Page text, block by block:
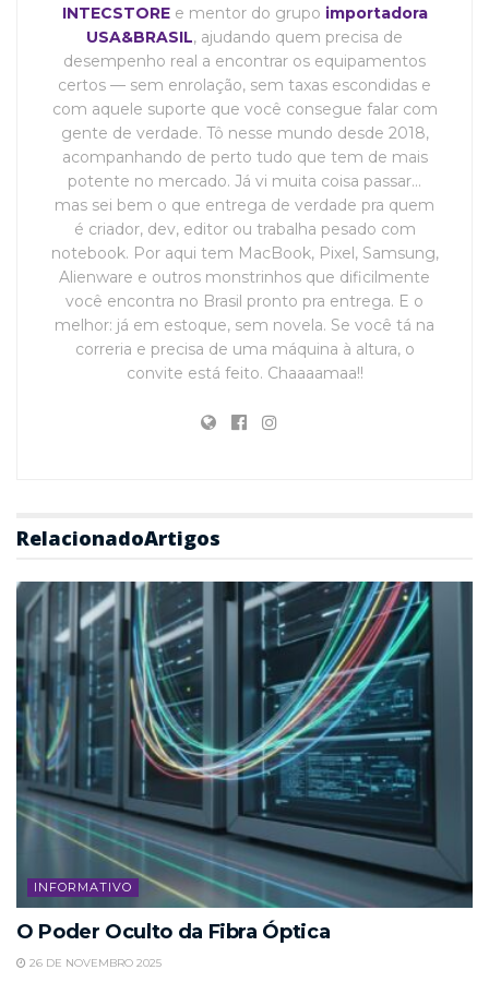
INTECSTOREe mentor do grupo importadora
USA&BRASIL, ajudando quem precisa de
desempenho real a encontrar os equipamentos
certos — sem enrolação, sem taxas escondidas e
com aquele suporte que você consegue falar com
gente de verdade. Tô nesse mundo desde 2018,
acompanhando de perto tudo que tem de mais
potente no mercado. Já vi muita coisa passar…
mas sei bem o que entrega de verdade pra quem
é criador, dev, editor ou trabalha pesado com
notebook. Por aqui tem MacBook, Pixel, Samsung,
Alienware e outros monstrinhos que dificilmente
você encontra no Brasil pronto pra entrega. E o
melhor: já em estoque, sem novela. Se você tá na
correria e precisa de uma máquina à altura, o
convite está feito. Chaaaamaa!!
RelacionadoArtigos
INFORMATIVO
O Poder Oculto da Fibra Óptica
26 DE NOVEMBRO 2025